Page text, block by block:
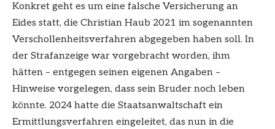
Konkret geht es um eine falsche Versicherung an
Eides statt, die Christian Haub 2021 im sogenannten
Verschollenheitsverfahren abgegeben haben soll. In
der Strafanzeige war vorgebracht worden, ihm
hätten – entgegen seinen eigenen Angaben –
Hinweise vorgelegen, dass sein Bruder noch leben
könnte. 2024 hatte die Staatsanwaltschaft ein
Ermittlungsverfahren eingeleitet, das nun in die